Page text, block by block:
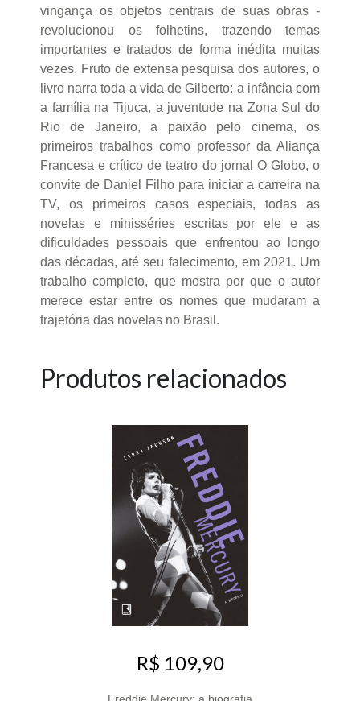
vingança os objetos centrais de suas obras -
revolucionou os folhetins, trazendo temas
importantes e tratados de forma inédita muitas
vezes. Fruto de extensa pesquisa dos autores, o
livro narra toda a vida de Gilberto: a infância com
a família na Tijuca, a juventude na Zona Sul do
Rio de Janeiro, a paixão pelo cinema, os
primeiros trabalhos como professor da Aliança
Francesa e crítico de teatro do jornal O Globo, o
convite de Daniel Filho para iniciar a carreira na
TV, os primeiros casos especiais, todas as
novelas e minisséries escritas por ele e as
dificuldades pessoais que enfrentou ao longo
das décadas, até seu falecimento, em 2021. Um
trabalho completo, que mostra por que o autor
merece estar entre os nomes que mudaram a
trajetória das novelas no Brasil.
Produtos relacionados
R$ 109,90